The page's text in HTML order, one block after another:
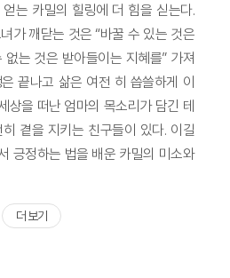
는 카밀의 힐링에 더 힘을 싣는다.
가 깨닫는 것은 “바꿀 수 있는 것은
는 것은 받아들이는 지혜를” 가져
끝나고 삶은 여전 히 씁쓸하게 이
상을 떠난 엄마의 목소리가 담긴 테
곁을 지키는 친구들이 있다. 이길
긍정하는 법을 배운 카밀의 미소와
더 보기